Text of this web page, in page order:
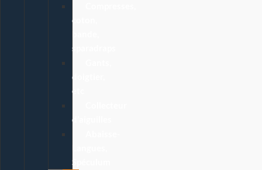
coton,
sparadraps
doigtier,
etc
d’aiguilles
Spéculum